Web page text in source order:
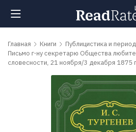
Поиск
Главная Книги
Публицистика и
Письмо г-ну секретарю Общества
словесности, 21 ноября/3 декабря 1875